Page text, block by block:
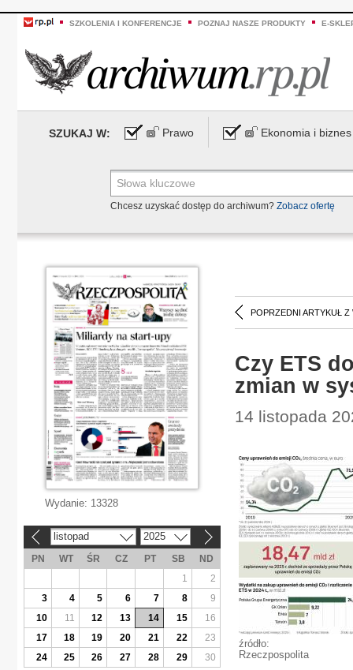
SZKOLENIA I KONFERENCJE POZNAJ NASZE PRODUKTY E-
SZUKAJ W: Prawo Ekonomia i biznes
Chcesz uzyskać dostęp do archiwum? Zobacz ofertę
POPRZEDNI ARTYKUŁ Z
Czy ETS
zmian w
14 listopada
źródło:
Rzeczpospolita
Wydanie: 13328
listopad 2025
PN WT ŚR CZ PT SB
ND
1
2
3
4 5 6 7 8
9
10
11 12 13 14 15
16
17
18 19 20 21 22
23
24
25 26 27 28 29 30